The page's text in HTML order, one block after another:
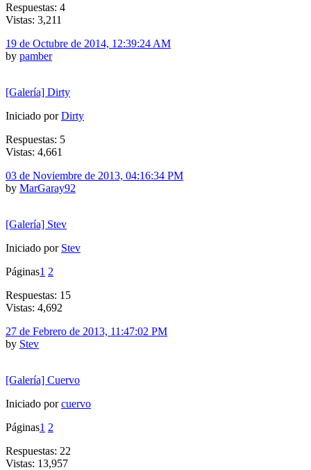
Respuestas: 4
Vistas: 3,211
19 de Octubre de 2014, 12:39:24 AM
by pamber
[Galería] Dirty
Iniciado porDirty
Respuestas: 5
Vistas: 4,661
03 de Noviembre de 2013, 04:16:34 PM
by MarGaray92
[Galería] Stev
Iniciado por Stev
Páginas1 2
Respuestas: 15
Vistas: 4,692
27 de Febrero de 2013, 11:47:02 PM
by Stev
[Galería] Cuervo
Iniciado porcuervo
Páginas1 2
Respuestas: 22
Vistas: 13,957